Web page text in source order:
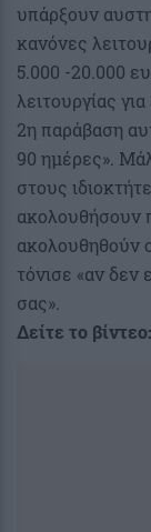
υπάρξουν
κανόνες
5.000 -20.000
λειτουργίας
2η παράβαση
90 ημέρες».
στους
ακολουθήσουν
ακολουθηθούν
τόνισε «αν δεν
σας».
Δείτε το βίντεο: